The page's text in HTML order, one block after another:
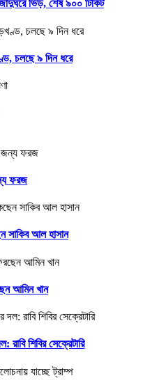
ভিড়, শেষ ৯০০ টিকিট
চলছে ৯ দিন ধরে
ফরজ
সাকিব আল হাসান
আমিন খান
শিবির সেক্রেটারি